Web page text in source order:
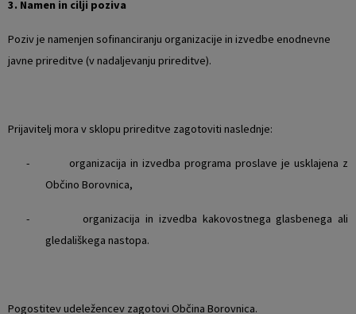
3. Namen in cilji poziva
Poziv je namenjen sofinanciranju organizacije in izvedbe enodnevne
javne prireditve (v nadaljevanju prireditve).
Prijavitelj mora v sklopu prireditve zagotoviti naslednje:
- organizacija in izvedba programa proslave je usklajena z
Občino Borovnica,
- organizacija in izvedba kakovostnega glasbenega ali
gledališkega nastopa.
Pogostitev udeležencev zagotovi Občina Borovnica.